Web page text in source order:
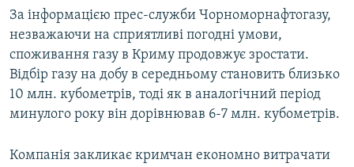
За інформацією прес-служби Чорноморнафтогазу,
незважаючи на сприятливі погодні умови,
споживання газу в Криму продовжує зростати.
Відбір газу на добу в середньому становить близько
10 млн. кубометрів, тоді як в аналогічний період
минулого року він дорівнював 6-7 млн. кубометрів.
Компанія закликає кримчан економно витрачати